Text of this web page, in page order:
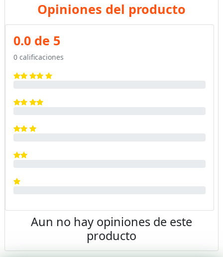
Opiniones del producto
Aun no hay opiniones de este
producto
0.0 de 5
0 calificaciones